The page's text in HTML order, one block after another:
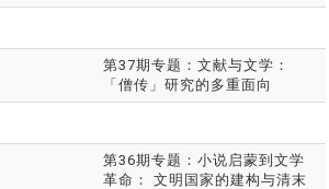
第37期专题：文献与文学：
「僧传」研究的多重面向
第36期专题：小说启蒙到文学
革命： 文明国家的建构与清末